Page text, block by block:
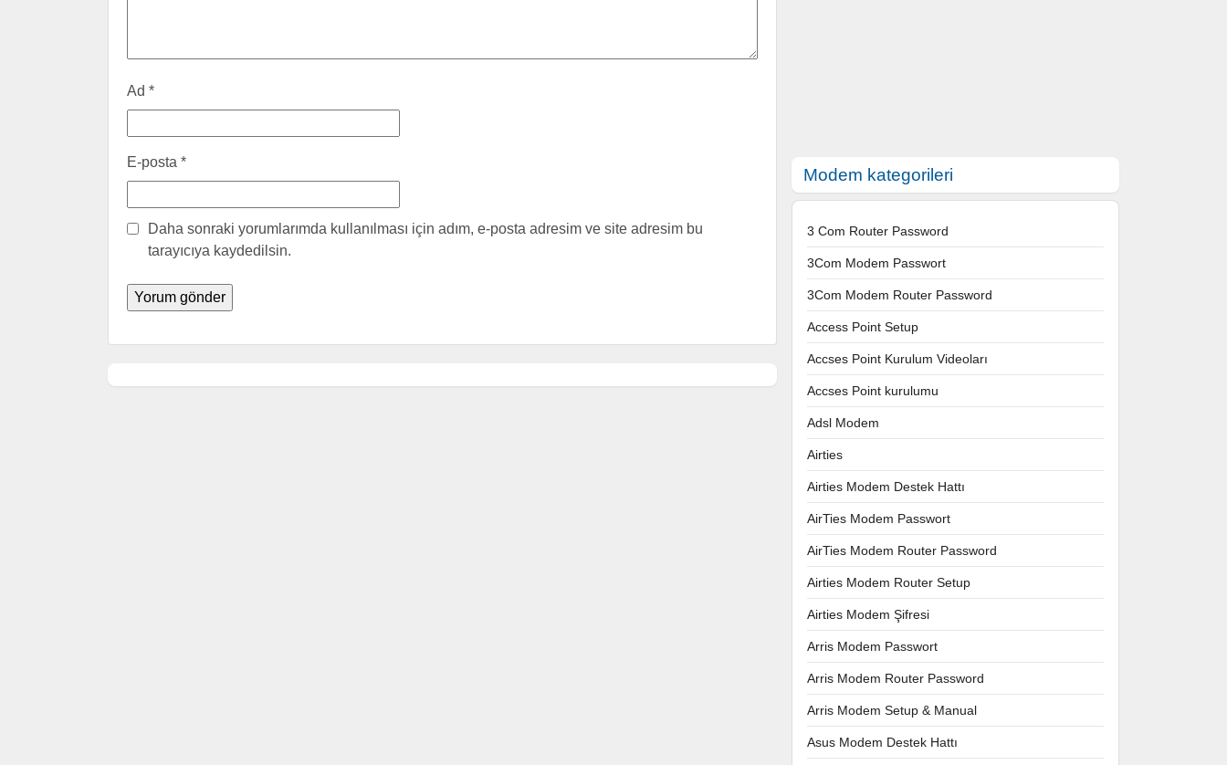
Ad *
E-posta *
Daha sonraki yorumlarımda kullanılması için adım, e-posta adresim ve site adresim bu
tarayıcıya kaydedilsin.
Modem kategorileri
3 Com Router Password
3Com Modem Passwort
3Com Modem Router Password
Access Point Setup
Accses Point Kurulum Videoları
Accses Point kurulumu
Adsl Modem
Airties
Airties Modem Destek Hattı
AirTies Modem Passwort
AirTies Modem Router Password
Airties Modem Router Setup
Airties Modem Şifresi
Arris Modem Passwort
Arris Modem Router Password
Arris Modem Setup & Manual
Asus Modem Destek Hattı